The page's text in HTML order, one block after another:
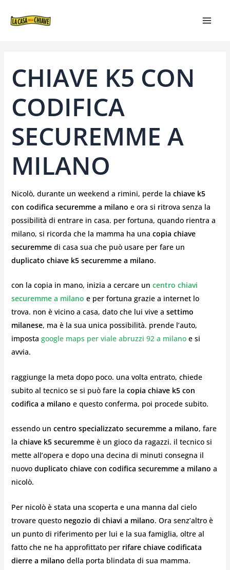
CHIAVE K5 CON
CODIFICA
SECUREMME A
MILANO
Nicolò, durante un weekend a rimini, perde la chiave k5
con codifica securemme a milano e ora si ritrova senza la
possibilità di entrare in casa. per fortuna, quando rientra a
milano, si ricorda che la mamma ha una copia chiave
securemmedi casa sua che può usare per fare un
duplicato chiave k5 securemme a milano.
con la copia in mano, inizia a cercare un centro chiavi
securemme a milano e per fortuna grazie a internet lo
trova. non è vicino a casa, dato che lui vive a settimo
milanese, ma è la sua unica possibilità. prende l’auto,
imposta google maps per viale abruzzi 92 a milanoe si
avvia.
raggiunge la meta dopo poco. una volta entrato, chiede
subito al tecnico se si può fare la copia chiave k5 con
codifica a milano e questo conferma, poi procede subito.
essendo un centro specializzato securemme a milano, fare
la chiave k5 securemmeè un gioco da ragazzi. il tecnico si
mette all’opera e dopo una decina di minuti consegna il
nuovo duplicato chiave con codifica securemme a milano a
nicolò.
Per nicolò è stata una scoperta e una manna dal cielo
trovare questo negozio di chiavi a milano. Ora senz’altro è
un punto di riferimento per lui e la sua famiglia, oltre al
fatto che ne ha approfittato per rifare chiave codificata
dierre a milano della porta blindata di sua mamma.
ARTICOLI